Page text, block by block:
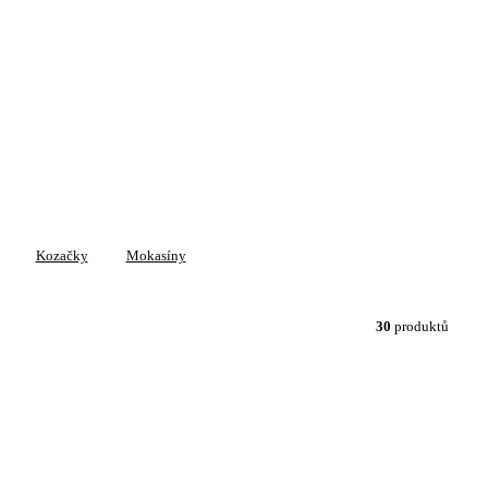
Kozačky Mokasíny
30 produktů